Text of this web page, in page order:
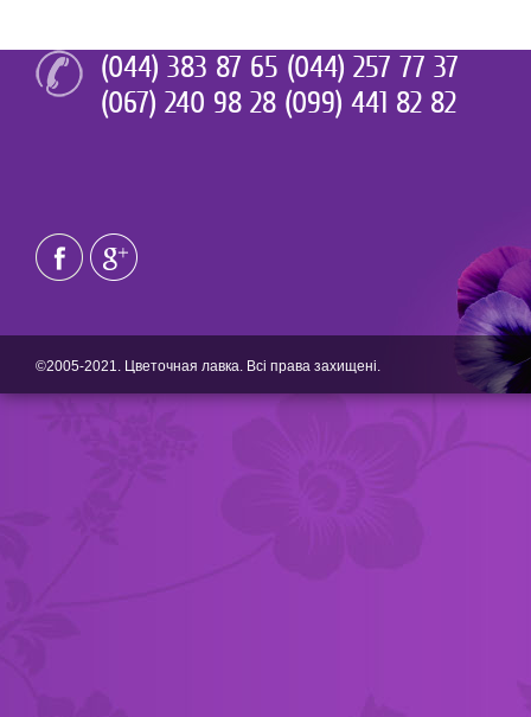
(044) 383 87 65 (044) 257 77 37
(067) 240 98 28 (099) 441 82 82
©2005-2021. Цветочная лавка. Всі права захищені.